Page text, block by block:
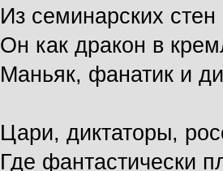
Из семинарских
Он как дракон в
Маньяк, фанатик и
Цари, диктаторы,
Где фантастически